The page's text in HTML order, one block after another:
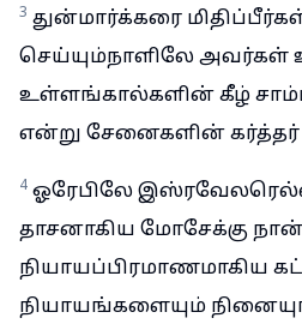
3 துன்மார்க்கரை
செய்யும்நாளிலே
உள்ளங்கால்களின் கீழ்
என்று சேனைகளின் கர்த்தர்
4 ஓரேபிலே
தாசனாகிய மோசேக்கு
நியாயப்பிரமாணமாகிய
நியாயங்களையும்